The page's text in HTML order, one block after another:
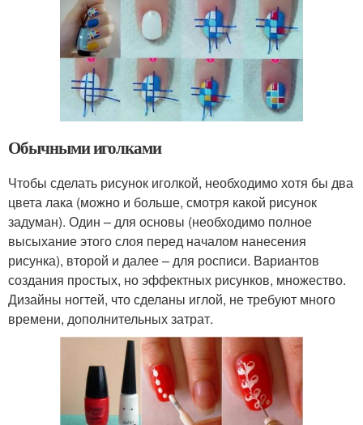
Обычными иголками
Чтобы сделать рисунок иголкой, необходимо хотя бы два
цвета лака (можно и больше, смотря какой рисунок
задуман). Один – для основы (необходимо полное
высыхание этого слоя перед началом нанесения
рисунка), второй и далее – для росписи. Вариантов
создания простых, но эффектных рисунков, множество.
Дизайны ногтей, что сделаны иглой, не требуют много
времени, дополнительных затрат.